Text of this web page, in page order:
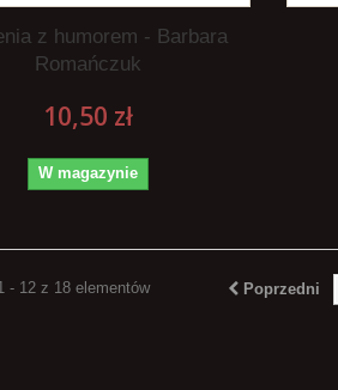
z humorem - Barbara
Romańczuk
10,50 zł
W magazynie
Poprzedni
- 12 z 18 elementów